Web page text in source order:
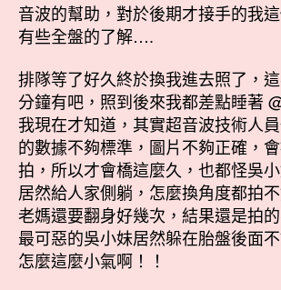
音波的幫助，對於後期才接手的我
有些全盤的了解….
排隊等了好久終於換我進去照了，
分鐘有吧，照到後來我都差點睡著
我現在才知道，其實超音波技術人
的數據不夠標準，圖片不夠正確，
拍，所以才會橋這麼久，也都怪吳
居然給人家側躺，怎麼換角度都拍
老媽還要翻身好幾次，結果還是拍
最可惡的吳小妹居然躲在胎盤後面
怎麼這麼小氣啊！！